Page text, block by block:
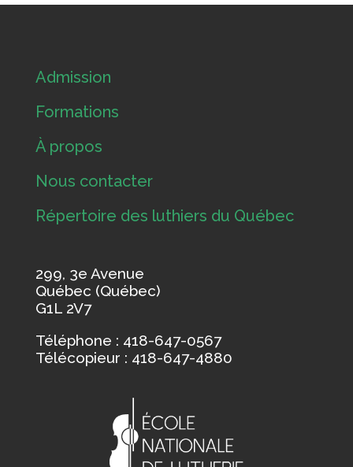
Admission
Formations
À propos
Nous contacter
Répertoire des luthiers du Québec
299, 3e Avenue
Québec (Québec)
G1L 2V7
Téléphone : 418-647-0567
Télécopieur : 418-647-4880